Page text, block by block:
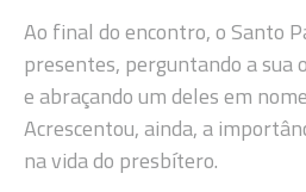
Ao final do encontro, o Santo
presentes, perguntando a sua
e abraçando um deles em
Acrescentou, ainda, a
na vida do presbítero.